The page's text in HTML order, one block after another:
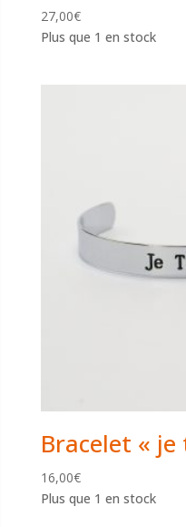
27,00€
Plus que 1 en stock
Bracelet «
16,00€
Plus que 1 en stock